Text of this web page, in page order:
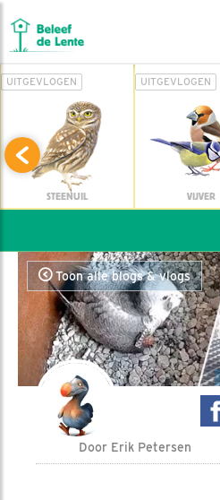
UITGEVLOGEN
STEENUIL
UITGEVLOGEN
VIJVER
Toon alle blogs & vlogs
Door Erik Petersen